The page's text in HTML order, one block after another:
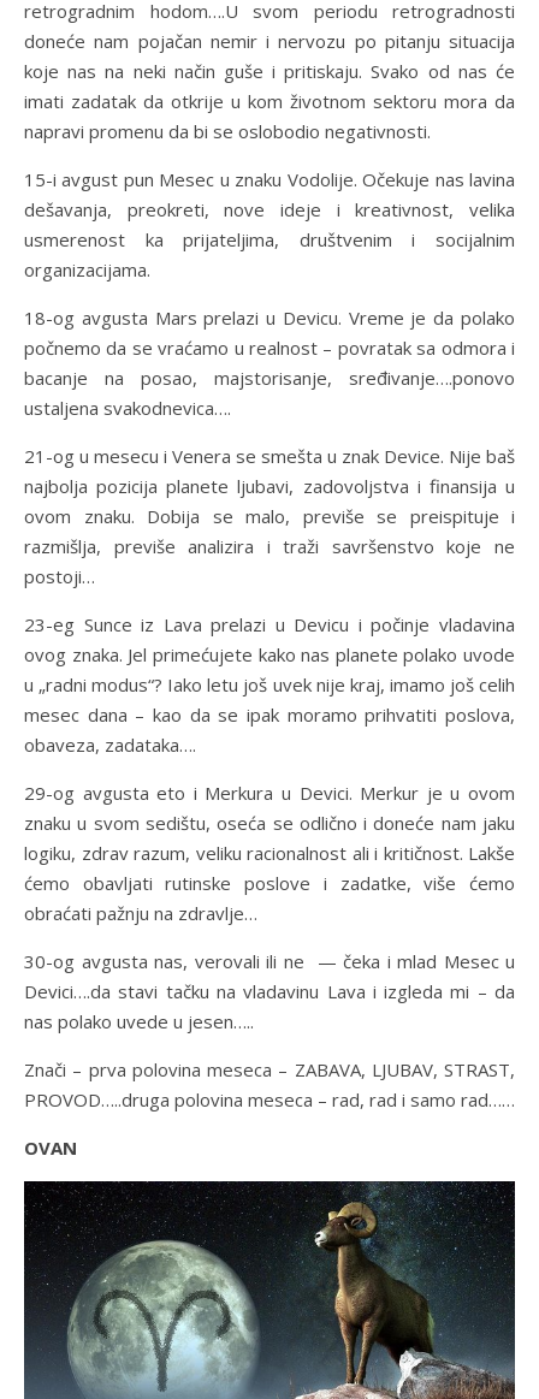
retrogradnim hodom….U svom periodu retrogradnosti
doneće nam pojačan nemir i nervozu po pitanju situacija
koje nas na neki način guše i pritiskaju. Svako od nas će
imati zadatak da otkrije u kom životnom sektoru mora da
napravi promenu da bi se oslobodio negativnosti.
15-i avgust pun Mesec u znaku Vodolije. Očekuje nas lavina
dešavanja, preokreti, nove ideje i kreativnost, velika
usmerenost ka prijateljima, društvenim i socijalnim
organizacijama.
18-og avgusta Mars prelazi u Devicu. Vreme je da polako
počnemo da se vraćamo u realnost – povratak sa odmora i
bacanje na posao, majstorisanje, sređivanje….ponovo
ustaljena svakodnevica….
21-og u mesecu i Venera se smešta u znak Device. Nije baš
najbolja pozicija planete ljubavi, zadovoljstva i finansija u
ovom znaku. Dobija se malo, previše se preispituje i
razmišlja, previše analizira i traži savršenstvo koje ne
postoji…
23-eg Sunce iz Lava prelazi u Devicu i počinje vladavina
ovog znaka. Jel primećujete kako nas planete polako uvode
u „radni modus“? Iako letu još uvek nije kraj, imamo još celih
mesec dana – kao da se ipak moramo prihvatiti poslova,
obaveza, zadataka….
29-og avgusta eto i Merkura u Devici. Merkur je u ovom
znaku u svom sedištu, oseća se odlično i doneće nam jaku
logiku, zdrav razum, veliku racionalnost ali i kritičnost. Lakše
ćemo obavljati rutinske poslove i zadatke, više ćemo
obraćati pažnju na zdravlje…
30-og avgusta nas, verovali ili ne — čeka i mlad Mesec u
Devici….da stavi tačku na vladavinu Lava i izgleda mi – da
nas polako uvede u jesen…..
Znači – prva polovina meseca – ZABAVA, LJUBAV, STRAST,
PROVOD…..druga polovina meseca – rad, rad i samo rad……
OVAN